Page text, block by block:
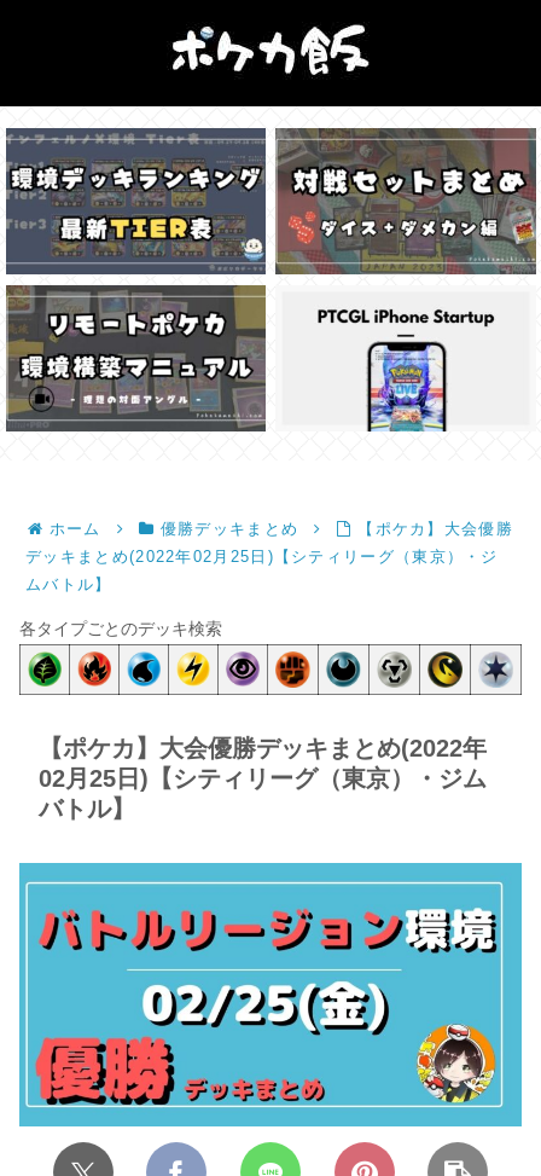
ホーム 優勝デッキまとめ
【ポケカ】大会優勝
デッキまとめ(2022年02月25日)【シティリーグ（東京）・ジ
ムバトル】
各タイプごとのデッキ検索
【ポケカ】大会優勝デッキまとめ(2022年
02月25日)【シティリーグ（東京）・ジム
バトル】